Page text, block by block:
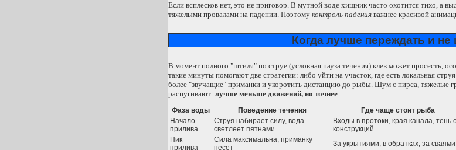
Если всплесков нет, это не приговор. В мутной воде хищник часто охотится тихо, а
тяжелыми провалами на падении. Поэтому контроль падения важнее красивой
Когда лучше переждать и не
В момент полного "штиля" по струе (условная пауза течения) клев может просесть,
такие минуты помогают две стратегии: либо уйти на участок, где есть локальная
более "звучащие" приманки и укоротить дистанцию до рыбы. Шум с пирса, тяжелые
распугивают: лучше меньше движений, но точнее
Фаза воды Поведение течения Где чаще стоит рыба
Начало
прилива
Струя набирает силу, вода
светлеет пятнами
Входы в протоки, края канала, тень
конструкций
Пик
прилива
Сила максимальна, приманку
несет
За укрытиями, в обратках, за сваями